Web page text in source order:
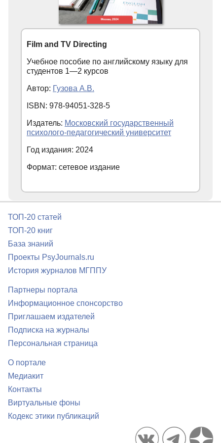
Film and TV Directing
Учебное пособие по английскому языку для
студентов 1—2 курсов
Автор: Гузова А.В.
ISBN: 978-94051-328-5
Издатель: Московский государственный
психолого-педагогический университет
Год издания: 2024
Формат: сетевое издание
ТОП-20 статей
ТОП-20 книг
База знаний
Проекты PsyJournals.ru
История журналов МГППУ
Партнеры портала
Информационное спонсорство
Приглашаем издателей
Подписка на журналы
Персональная страница
О портале
Медиакит
Контакты
Виртуальные фоны
Кодекс этики публикаций